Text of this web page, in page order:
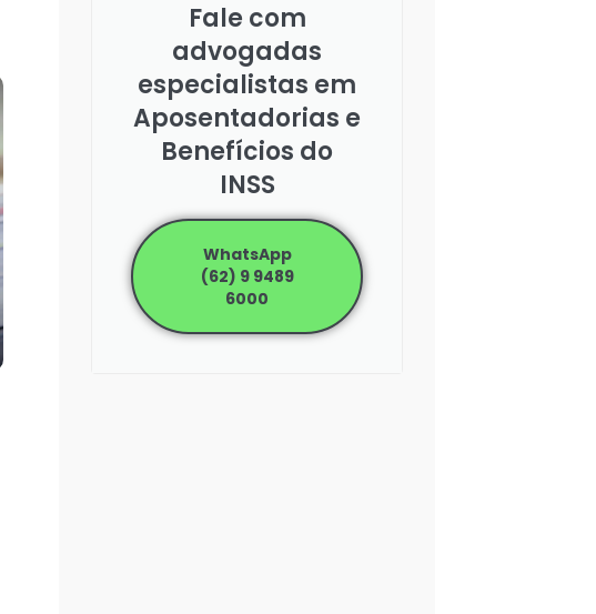
Fale com
advogadas
especialistas em
Aposentadorias e
Benefícios do
INSS
WhatsApp
(62) 9 9489
6000